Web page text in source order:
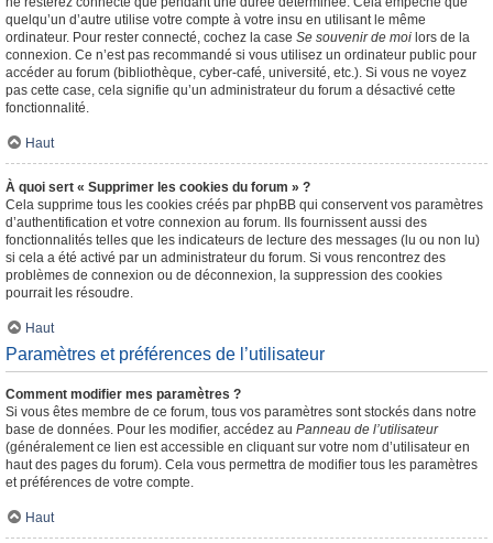
quelqu’un d’autre utilise votre compte à votre insu en utilisant le même
ordinateur. Pour rester connecté, cochez la case Se souvenir de moi lors de la
connexion. Ce n’est pas recommandé si vous utilisez un ordinateur public pour
accéder au forum (bibliothèque, cyber-café, université, etc.). Si vous ne voyez
pas cette case, cela signifie qu’un administrateur du forum a désactivé cette
fonctionnalité.
Haut
À quoi sert « Supprimer les cookies du forum » ?
Cela supprime tous les cookies créés par phpBB qui conservent vos paramètres
d’authentification et votre connexion au forum. Ils fournissent aussi des
fonctionnalités telles que les indicateurs de lecture des messages (lu ou non lu)
si cela a été activé par un administrateur du forum. Si vous rencontrez des
problèmes de connexion ou de déconnexion, la suppression des cookies
pourrait les résoudre.
Haut
Paramètres et préférences de l’utilisateur
Comment modifier mes paramètres ?
Si vous êtes membre de ce forum, tous vos paramètres sont stockés dans notre
base de données. Pour les modifier, accédez au Panneau de l’utilisateur
(généralement ce lien est accessible en cliquant sur votre nom d’utilisateur en
haut des pages du forum). Cela vous permettra de modifier tous les paramètres
et préférences de votre compte.
Haut